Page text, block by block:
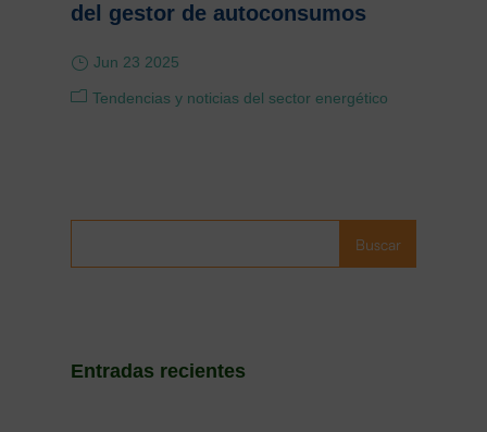
del gestor de autoconsumos
Jun 23 2025
Tendencias y noticias del sector energético
Buscar
Entradas recientes